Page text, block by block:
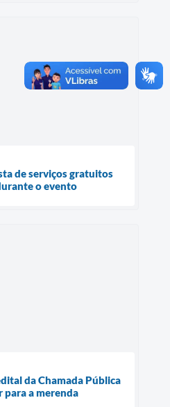
de serviços gratuitos
o evento
da Chamada Pública
a merenda